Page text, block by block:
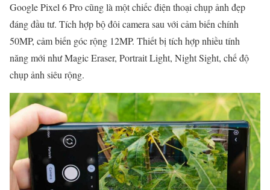
Google Pixel 6 Pro cũng là một chiếc điện thoại chụp ảnh đẹp
đáng đầu tư. Tích hợp bộ đôi camera sau với cảm biến chính
50MP, cảm biến góc rộng 12MP. Thiết bị tích hợp nhiều tính
năng mới như Magic Eraser, Portrait Light, Night Sight, chế độ
chụp ảnh siêu rộng.